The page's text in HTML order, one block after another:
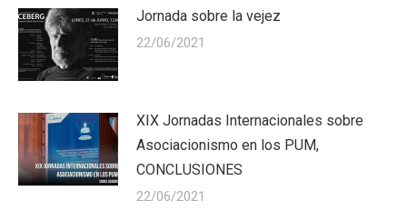
Jornada sobre la vejez
22/06/2021
XIX Jornadas Internacionales sobre
Asociacionismo en los PUM,
CONCLUSIONES
22/06/2021